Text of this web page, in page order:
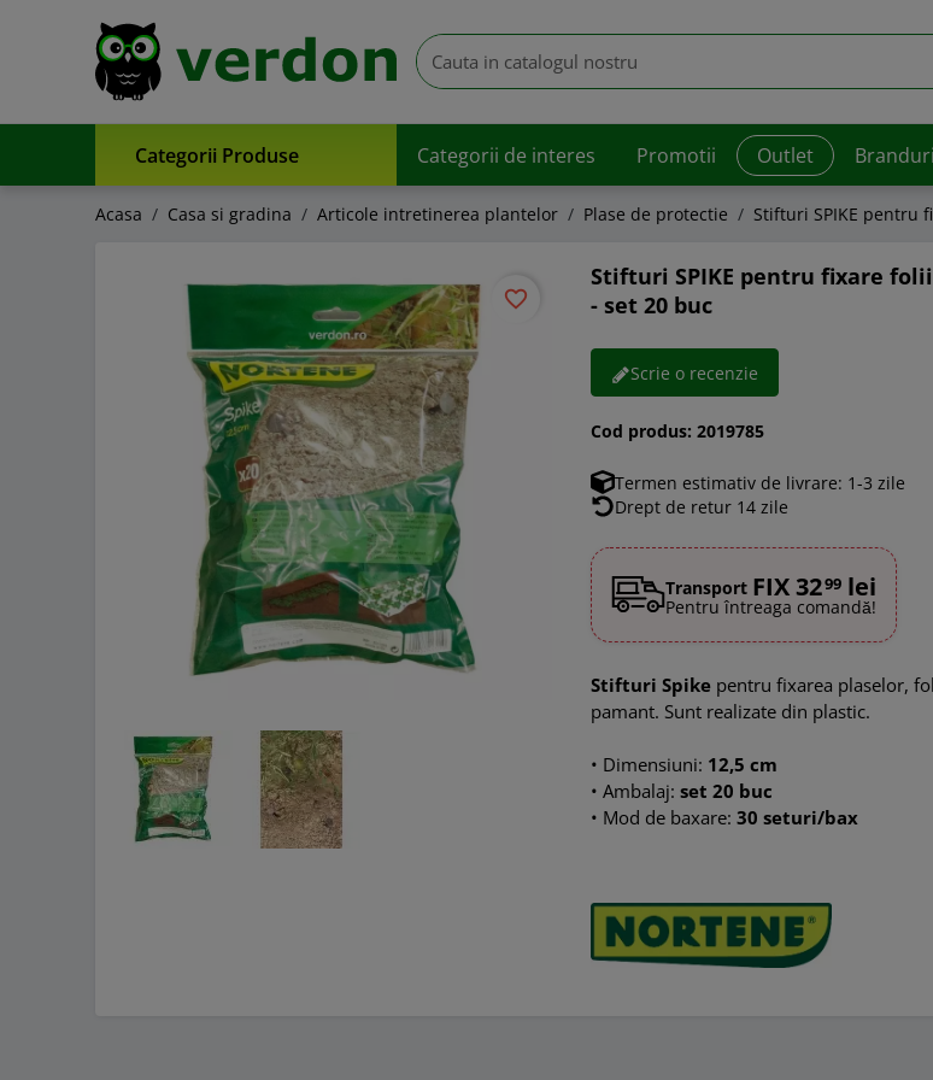
Categorii Produse Categorii de interes Promotii Outlet Branduri
Acasa Casa si gradina Articole intretinerea plantelor Plase de protectie Stifturi SPIKE pentru
favorite_border
Stifturi SPIKE pentru fixare
- set 20 buc
Scrie o recenzie
Cod produs: 2019785
Termen estimativ de livrare: 1-3 zile
Drept de retur 14 zile
Transport FIX 3299lei
Pentru întreaga comandă!
Stifturi Spike pentru fixarea plaselor,
pamant. Sunt realizate din plastic.
• Dimensiuni: 12,5 cm
• Ambalaj:set 20 buc
• Mod de baxare:30 seturi/bax